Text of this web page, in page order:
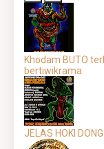
Khodam BUTO
bertiwikrama
JELAS HOKI DONG